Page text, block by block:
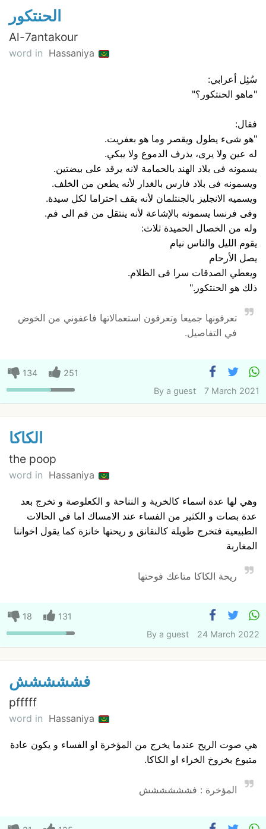
الحنتكور
Al-7antakour
word in Hassaniya
سُئِل أعرابي:
"ماهو الحنتكور؟"
فقال:
"هو شىء يطول ويقصر وما هو بعفريت.
له عين ولا يرى، يذرف الدموع ولا يبكي.
يسمونه فى بلاد الهند بالحمامة لانه يرقد على بيضتين.
ويسمونه فى بلاد فارس بالغدار لأنه يطعن من الخلف.
ويسميه الانجليز بالجنتلمان لأنه يقف احتراما لكل سيدة.
وفى فرنسا يسمونه بالإشاعة لأنه ينتقل من فم الى فم.
وله من الخصال الحميدة ثلاث:
يقوم الليل والناس نيام
يصل الأرحام
ويعطي الصدقات سرا فى الظلام.
ذلك هو الحنتكور."
تعرفونها جميعا وتعرفون استعمالاتها فاعفوني من الخوض
في التفاصيل.
134
251
By a guest 7 March 2021
الكاكا
the poop
word in Hassaniya
وهي لها عدة اسماء كالخرية و النناحة و الكعلوصة و تخرج بعد
عدة بصات و الكثير من الفساء عند الامساك اما في الحالات
الطبيعية فتخرج طويلة كالنقانق و ريحتها خانزة كما يقول اخواننا
المغاربة
ريحة الكاكا متاعك فوحتها
18
131
By a guest 24 March 2022
فششششش
pfffff
word in Hassaniya
هي صوت الريح عندما يخرج من المؤخرة او الفساء و يكون عادة
متبوع بخروخ الخراء او الكاكا.
المؤخرة : فشششششش